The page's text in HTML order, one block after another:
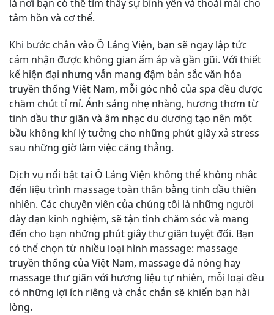
là nơi bạn có thể tìm thấy sự bình yên và thoải mái cho
tâm hồn và cơ thể.
Khi bước chân vào Ồ Láng Viện, bạn sẽ ngay lập tức
cảm nhận được không gian ấm áp và gần gũi. Với thiết
kế hiện đại nhưng vẫn mang đậm bản sắc văn hóa
truyền thống Việt Nam, mỗi góc nhỏ của spa đều được
chăm chút tỉ mỉ. Ánh sáng nhẹ nhàng, hương thơm từ
tinh dầu thư giãn và âm nhạc du dương tạo nên một
bầu không khí lý tưởng cho những phút giây xả stress
sau những giờ làm việc căng thẳng.
Dịch vụ nổi bật tại Ồ Láng Viện không thể không nhắc
đến liệu trình massage toàn thân bằng tinh dầu thiên
nhiên. Các chuyên viên của chúng tôi là những người
dày dạn kinh nghiệm, sẽ tận tình chăm sóc và mang
đến cho bạn những phút giây thư giãn tuyệt đối. Bạn
có thể chọn từ nhiều loại hình massage: massage
truyền thống của Việt Nam, massage đá nóng hay
massage thư giãn với hương liệu tự nhiên, mỗi loại đều
có những lợi ích riêng và chắc chắn sẽ khiến bạn hài
lòng.